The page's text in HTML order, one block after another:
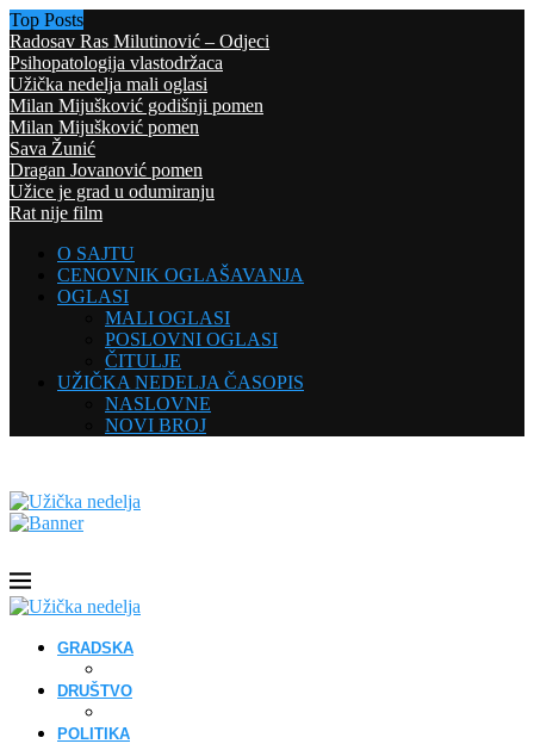
Top Posts
Radosav Ras Milutinović – Odjeci
Psihopatologija vlastodržaca
Užička nedelja mali oglasi
Milan Mijušković godišnji pomen
Milan Mijušković pomen
Sava Žunić
Dragan Jovanović pomen
Užice je grad u odumiranju
Rat nije film
O SAJTU
CENOVNIK OGLAŠAVANJA
OGLASI
MALI OGLASI
POSLOVNI OGLASI
ČITULJE
UŽIČKA NEDELJA ČASOPIS
NASLOVNE
NOVI BROJ
GRADSKA
DRUŠTVO
POLITIKA